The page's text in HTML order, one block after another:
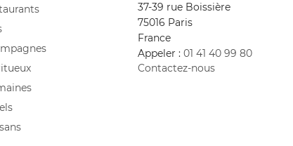
37-39 rue Boissière
75016 Paris
France
Appeler : 01 41 40 99 80
Contactez-nous